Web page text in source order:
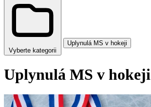
Vyberte kategorii
Uplynulá MS v hokeji
Uplynulá MS v hokeji